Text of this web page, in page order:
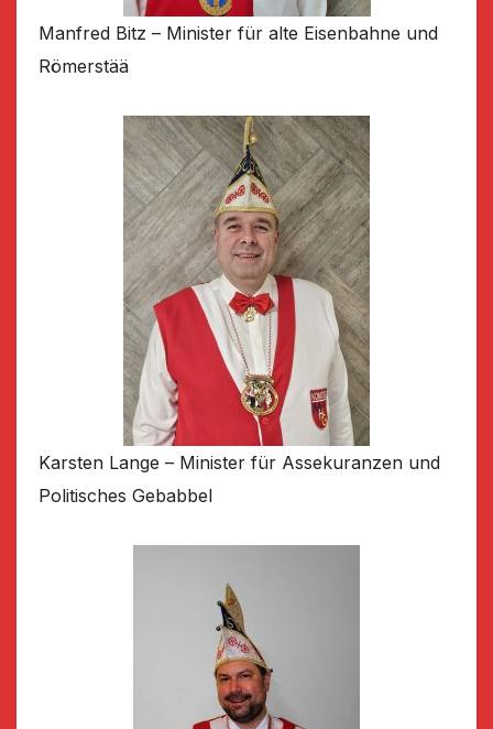
Manfred Bitz – Minister für alte Eisenbahne und
Römerstää
Karsten Lange – Minister für Assekuranzen und
Politisches Gebabbel